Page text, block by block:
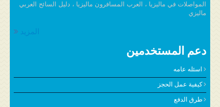
المواصلات في ماليزيا ، العرب المسافرون ماليزيا ، دليل السائح العربي
ماليزي
المزيد
دعم المستخدمين
اسئله عامه
كيفية عمل الحجز
طرق الدفع